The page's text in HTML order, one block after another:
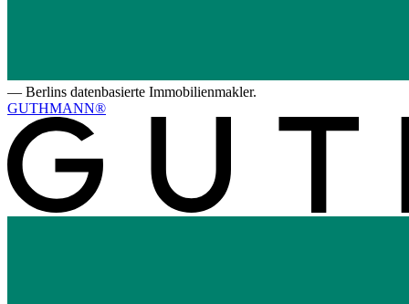
— Berlins datenbasierte Immobilienmakler.
GUTHMANN®